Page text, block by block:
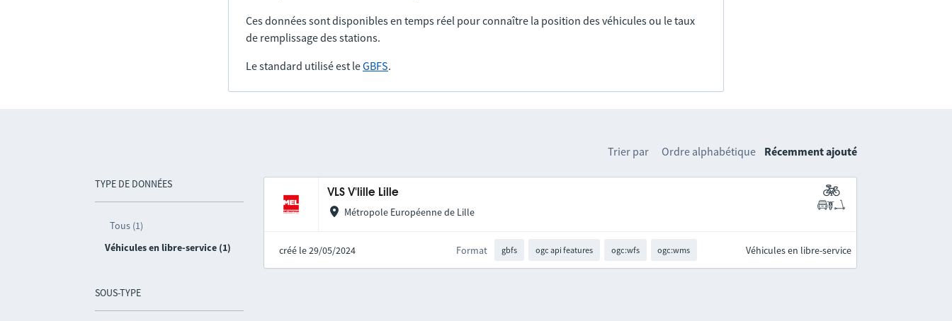
Ces données sont disponibles en temps réel pour connaître la position des véhicules ou le taux
de remplissage des stations.
Le standard utilisé est leGBFS.
TYPE DE DONNÉES
Tous (1)
Véhicules en libre-service (1)
SOUS-TYPE
Trier par Ordre alphabétique Récemment ajouté
VLS V'lille Lille
Métropole Européenne de Lille
créé le 29/05/2024 Format gbfs ogc api features ogc:wfs ogc:wms Véhicules en libre-service